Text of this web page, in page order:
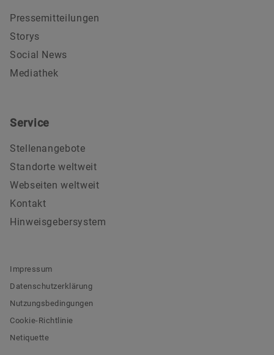
Pressemitteilungen
Storys
Social News
Mediathek
Service
Stellenangebote
Standorte weltweit
Webseiten weltweit
Kontakt
Hinweisgebersystem
Impressum
Datenschutzerklärung
Nutzungsbedingungen
Cookie-Richtlinie
Netiquette